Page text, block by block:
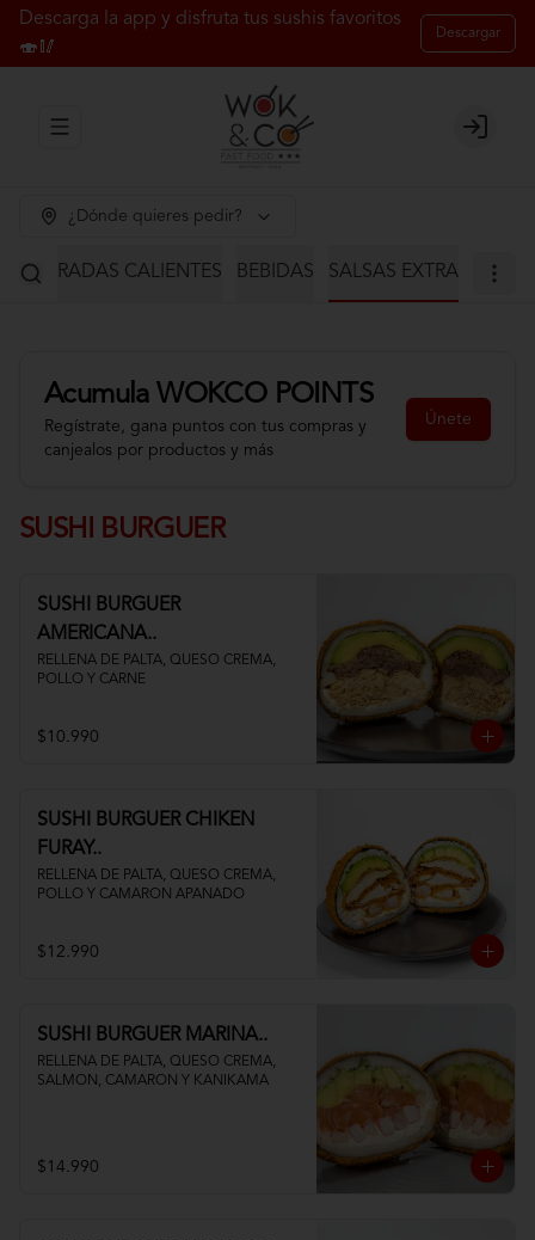
Descarga la app y disfruta tus sushis favoritos
🍣🥢
Descargar
Abrir menu de navegación Login
¿Dónde quieres pedir?
ENTRADAS CALIENTES BEBIDAS SALSAS EXTRA
Acumula WOKCO POINTS
Regístrate, gana puntos con tus compras y
canjealos por productos y más
Únete
SUSHI BURGUER
SUSHI BURGUER
AMERICANA..
RELLENA DE PALTA, QUESO CREMA,
POLLO Y CARNE
$10.990
SUSHI BURGUER CHIKEN
FURAY..
RELLENA DE PALTA, QUESO CREMA,
POLLO Y CAMARON APANADO
$12.990
SUSHI BURGUER MARINA..
RELLENA DE PALTA, QUESO CREMA,
SALMON, CAMARON Y KANIKAMA
$14.990